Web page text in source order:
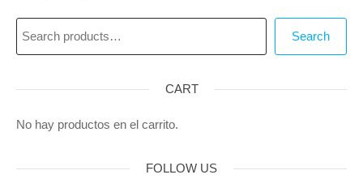
Search
CART
No hay productos en el carrito.
FOLLOW US